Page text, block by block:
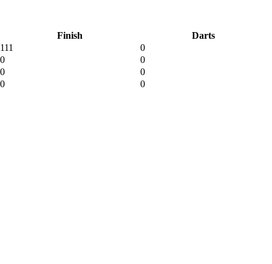
Finish
Darts
111
0
0
0
0
0
0 0